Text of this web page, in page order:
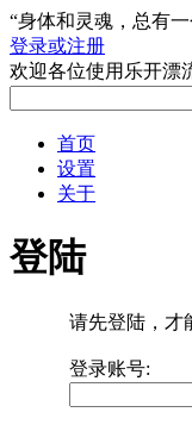
“身体和灵魂，总有
登录或注册
欢迎各位使用乐开漂
首页
设置
关于
登陆
请先登陆，才
登录账号: